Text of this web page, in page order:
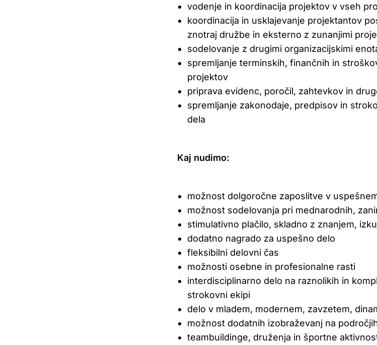
vodenje in koordinacija projektov v vseh
koordinacija in usklajevanje projektantov
znotraj družbe in eksterno z zunanjimi
sodelovanje z drugimi organizacijskimi
spremljanje terminskih, finančnih in
projektov
priprava evidenc, poročil, zahtevkov in
spremljanje zakonodaje, predpisov in
dela
Kaj nudimo:
možnost dolgoročne zaposlitve v
možnost sodelovanja pri mednarodnih,
stimulativno plačilo, skladno z znanjem,
dodatno nagrado za uspešno delo
fleksibilni delovni čas
možnosti osebne in profesionalne rasti
interdisciplinarno delo na raznolikih in
strokovni ekipi
delo v mladem, modernem, zavzetem,
možnost dodatnih izobraževanj na
teambuildinge, druženja in športne